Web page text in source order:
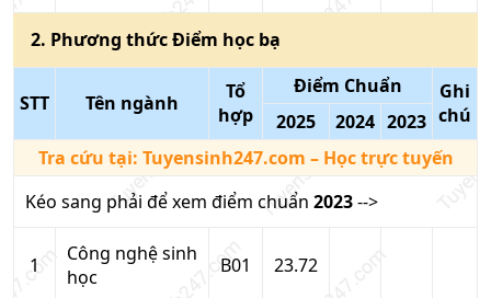
2. Phương thứcĐiểm học bạ
STT Tên ngành
Tổ
hợp
Điểm Chuẩn
Ghi
chú
2025 2024 2023
Tra cứu tại: Tuyensinh247.com – Học trực tuyến
Kéo sang phải để xem điểm chuẩn 2023-->
1
Công nghệ sinh
học
B01 23.72